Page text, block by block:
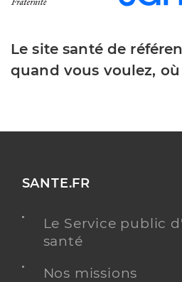
Le site santé de
quand vous voulez,
SANTE.FR
Le Service public
santé
Nos missions